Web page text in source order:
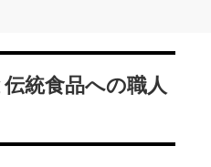
統食品への職人